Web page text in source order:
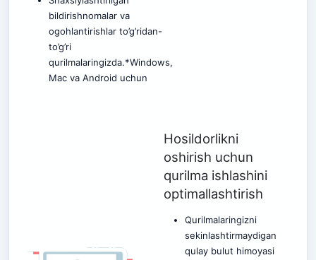
bildirishnomalar va
ogohlantirishlar to’g’ridan-
to’g’ri
qurilmalaringizda.*Windows,
Mac va Android uchun
Hosildorlikni
oshirish uchun
qurilma ishlashini
optimallashtirish
Qurilmalaringizni
sekinlashtirmaydigan
qulay bulut himoyasi